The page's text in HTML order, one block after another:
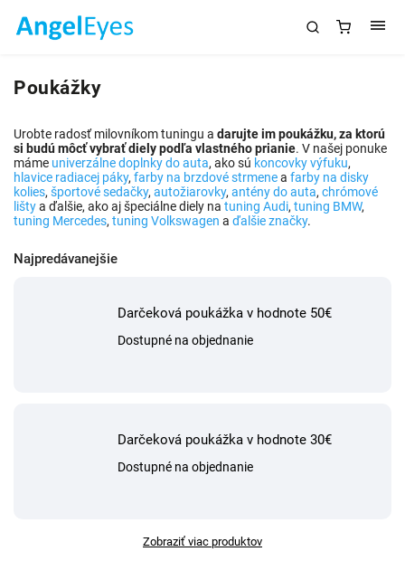
Poukážky
Urobte radosť milovníkom tuningu a darujte im poukážku, za ktorú
si budú môcť vybrať diely podľa vlastného prianie. V našej ponuke
máme univerzálne doplnky do auta, ako sú koncovky výfuku,
hlavice radiacej páky, farby na brzdové strmenea farby na disky
kolies, športové sedačky, autožiarovky, antény do auta, chrómové
lištya ďalšie, ako aj špeciálne diely na tuning Audi, tuning BMW,
tuning Mercedes, tuning Volkswagen a ďalšie značky.
Najpredávanejšie
Darčeková poukážka v hodnote 50€
Dostupné na objednanie
Darčeková poukážka v hodnote 30€
Dostupné na objednanie
Zobraziť viac produktov